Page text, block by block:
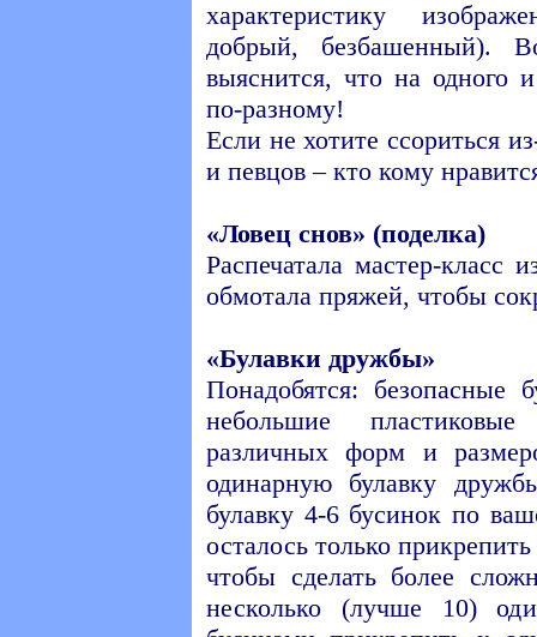
характеристику
добрый, безбашенный).
выяснится, что на одного
по-разному!
Если не хотите ссориться
и певцов – кто кому
«Ловец снов» (поделка)
Распечатала мастер-класс
обмотала пряжей, чтобы
«Булавки дружбы»
Понадобятся: безопасные
небольшие
различных форм и
одинарную булавку
булавку 4-6 бусинок по
осталось только
чтобы сделать более
несколько (лучше 10)